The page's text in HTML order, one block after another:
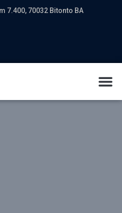
7.400, 70032 Bitonto BA